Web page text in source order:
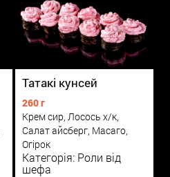
Татакі кунсей
260 г
Крем сир, Лосось х/к,
Салат айсберг, Масаго,
Огірок
Категорія: Роли від
шефа